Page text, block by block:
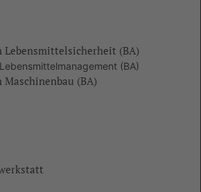
Lebensmittelsicherheit (BA)
(BA)
(BA)